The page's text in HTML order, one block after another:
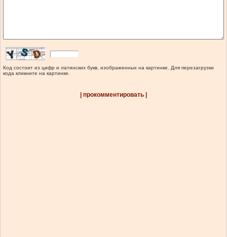
Код состоит из цифр и латинских букв, изображенных на картинке. Для перезагрузки
кода кликните на картинке.
| прокомментировать |